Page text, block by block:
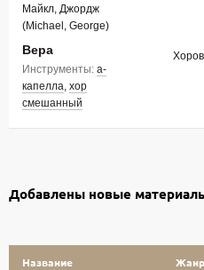
Майкл, Джордж
(Michael, George)
Вера
Инструменты: а-
капелла, хор
смешанный
Добавлены новые
Название